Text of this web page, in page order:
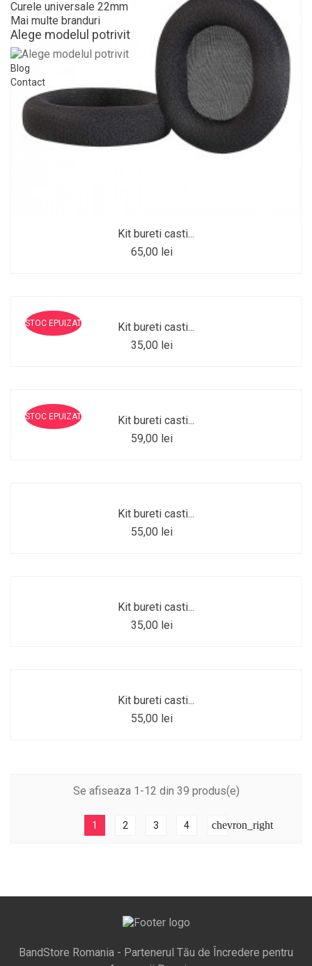
Curele universale 22mm
Mai multe branduri
Alege modelul potrivit
Blog
Contact
Kit bureti casti...
65,00 lei
Kit bureti casti...
35,00 lei
STOC EPUIZAT
Kit bureti casti...
59,00 lei
STOC EPUIZAT
Kit bureti casti...
55,00 lei
Kit bureti casti...
35,00 lei
Kit bureti casti...
55,00 lei
Se afiseaza 1-12 din 39 produs(e)
1 2 3 4 chevron_right
BandStore Romania - Partenerul Tău de Încredere pentru